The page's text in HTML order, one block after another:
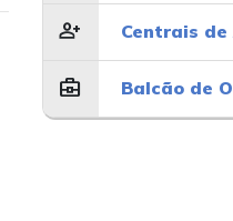
person_add Centrais
business_center Balcão de